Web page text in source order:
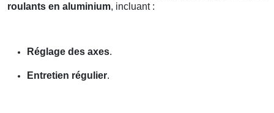
roulants en aluminium, incluant :
Réglage des axes.
Entretien régulier.